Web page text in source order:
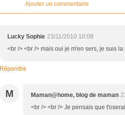
Ajouter un commentaire
Lucky Sophie 23/11/2010 10:08
<br /> <br /> mais oui je m'en sers, je suis
Répondre
M Maman@home, blog de maman
<br /> <br /> Je pensais que